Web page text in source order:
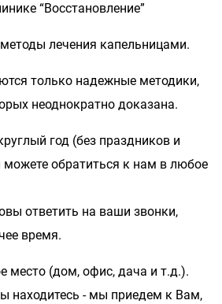
“Восстановление”
лечения капельницами.
только надежные методики,
неоднократно доказана.
год (без праздников и
обратиться к нам в любое
ответить на ваши звонки,
время.
место (дом, офис, дача и т.д.).
находитесь - мы приедем к Вам,